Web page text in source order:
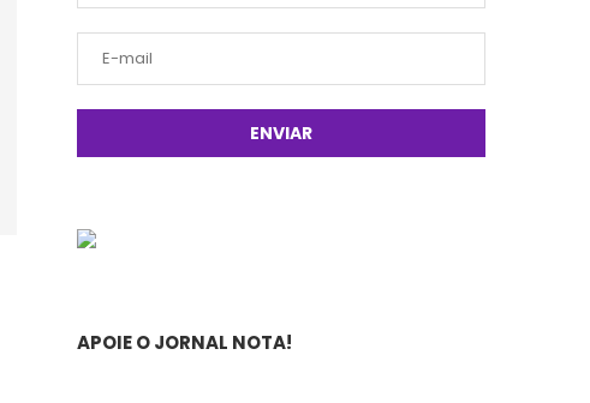
APOIE O JORNAL NOTA!